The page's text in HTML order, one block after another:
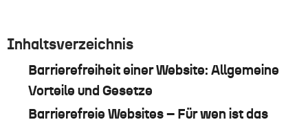
Inhaltsverzeichnis
Barrierefreiheit einer Website: Allgemeine
Vorteile und Gesetze
Barrierefreie Websites – Für wen ist das